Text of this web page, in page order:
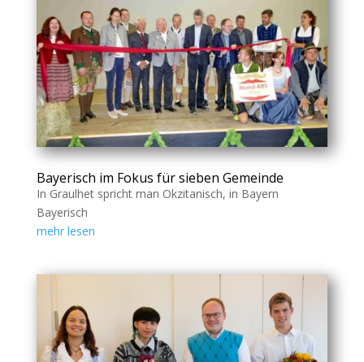
Bayerisch im Fokus für sieben Gemeinde
In Graulhet spricht man Okzitanisch, in Bayern
Bayerisch
mehr lesen